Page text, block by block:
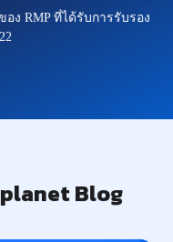
อง RMP ที่ได้รับการรับรอง
Blog